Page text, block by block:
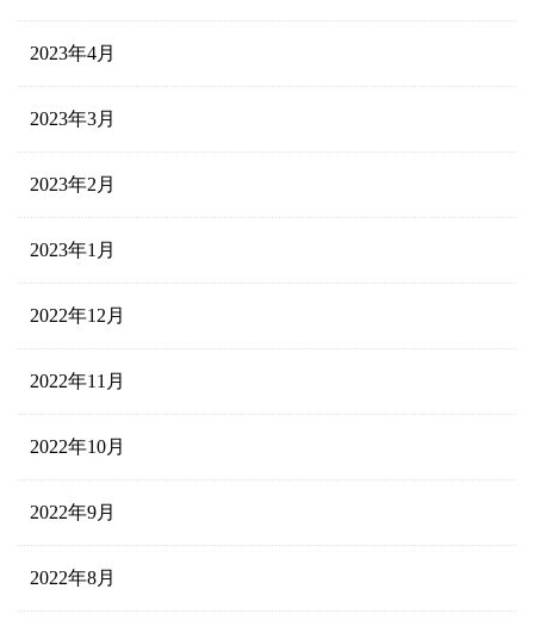
2023年4月
2023年3月
2023年2月
2023年1月
2022年12月
2022年11月
2022年10月
2022年9月
2022年8月